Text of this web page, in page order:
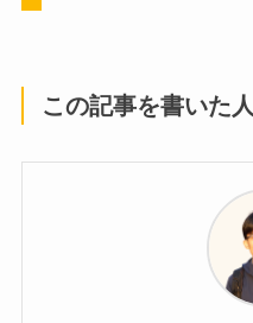
この記事を書いた人